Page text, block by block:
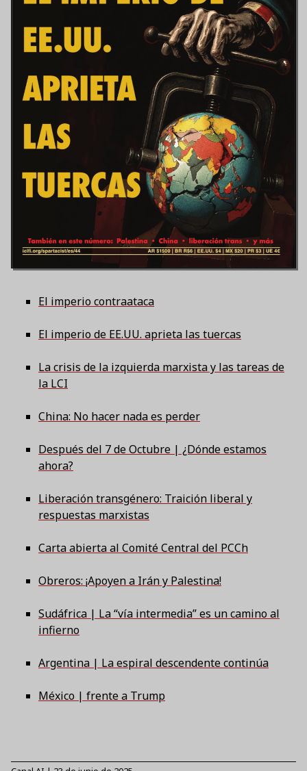
El imperio contraataca
El imperio de EE.UU. aprieta las tuercas
La crisis de la izquierda marxista y las tareas de
la LCI
China: No hacer nada es perder
Después del 7 de Octubre | ¿Dónde estamos
ahora?
Liberación transgénero: Traición liberal y
respuestas marxistas
Carta abierta al Comité Central del PCCh
Obreros: ¡Apoyen a Irán y Palestina!
Sudáfrica | La “vía intermedia” es un camino al
infierno
Argentina | La espiral descendente continúa
México | frente a Trump